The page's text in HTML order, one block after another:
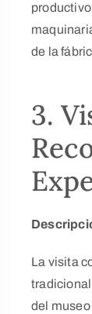
de la
3.
La visita
del